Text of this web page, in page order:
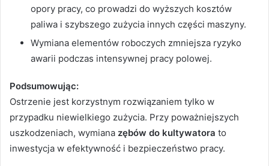
opory pracy, co prowadzi do wyższych kosztów
paliwa i szybszego zużycia innych części maszyny.
Wymiana elementów roboczych zmniejsza ryzyko
awarii podczas intensywnej pracy polowej.
Podsumowując:
Ostrzenie jest korzystnym rozwiązaniem tylko w
przypadku niewielkiego zużycia. Przy poważniejszych
uszkodzeniach, wymiana zębów do kultywatora to
inwestycja w efektywność i bezpieczeństwo pracy.